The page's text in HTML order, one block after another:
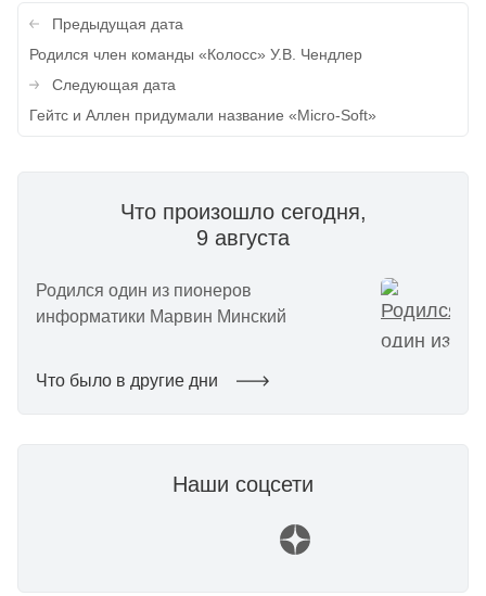
Навигация
по
записям
Предыдущая дата
Родился член команды «Колосс» У.В. Чендлер
Следующая дата
Гейтс и Аллен придумали название «Micro-Soft»
Что произошло сегодня,
9 августа
Родился один из пионеров
информатики Марвин Минский
Что было в другие дни
Наши соцсети